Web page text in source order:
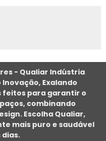
- Qualiar Indústria
Exalando
feitos para garantir o
combinando
Escolha Qualiar,
mais puro e saudável
dias.